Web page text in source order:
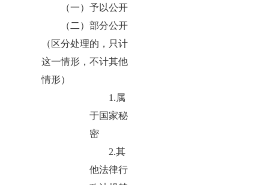
（一）予以公开
（二）部分公开
（区分处理的，只计
这一情形，不计其他
情形）
1.属
于国家秘
密
2.其
他法律行